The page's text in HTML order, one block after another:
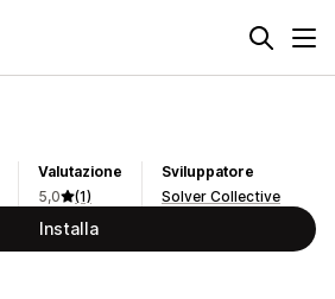
Valutazione
5,0
(1)
Sviluppatore
Solver Collective
Installa